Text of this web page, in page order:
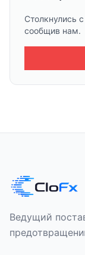
Столкнулись
сообщив нам.
Ведущий